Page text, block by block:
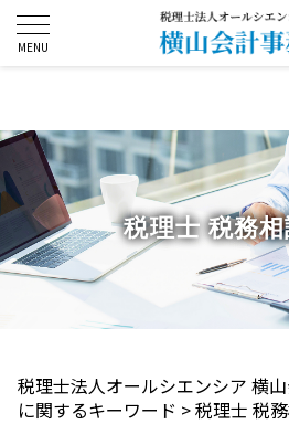
お問い合わ
税理士 税務
税理士法人オールシエンシア 横
に関するキーワード >税理士 税